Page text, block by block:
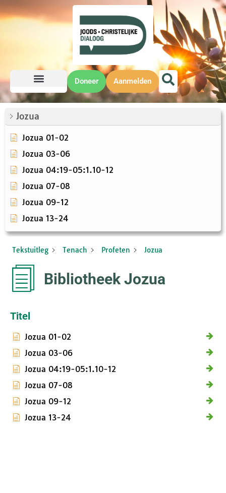
Doneer Aanmelden
Jozua
Jozua 01-02
Jozua 03-06
Jozua 04:19-05:1.10-12
Jozua 07-08
Jozua 09-12
Jozua 13-24
Tekstuitleg Tenach Profeten Jozua
Bibliotheek Jozua
Titel
Jozua 01-02
Jozua 03-06
Jozua 04:19-05:1.10-12
Jozua 07-08
Jozua 09-12
Jozua 13-24